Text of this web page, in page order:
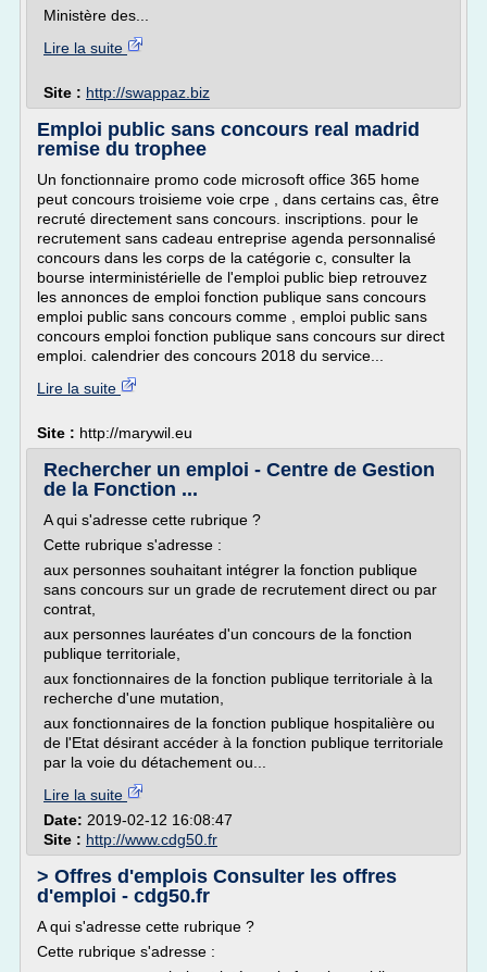
Ministère des...
Lire la suite
Site : http://swappaz.biz
Emploi public sans concours real madrid
remise du trophee
Un fonctionnaire promo code microsoft office 365 home
peut concours troisieme voie crpe , dans certains cas, être
recruté directement sans concours. inscriptions. pour le
recrutement sans cadeau entreprise agenda personnalisé
concours dans les corps de la catégorie c, consulter la
bourse interministérielle de l'emploi public biep retrouvez
les annonces de emploi fonction publique sans concours
emploi public sans concours comme , emploi public sans
concours emploi fonction publique sans concours sur direct
emploi. calendrier des concours 2018 du service...
Lire la suite
Site : http://marywil.eu
Rechercher un emploi - Centre de Gestion
de la Fonction ...
A qui s'adresse cette rubrique ?
Cette rubrique s'adresse :
aux personnes souhaitant intégrer la fonction publique
sans concours sur un grade de recrutement direct ou par
contrat,
aux personnes lauréates d'un concours de la fonction
publique territoriale,
aux fonctionnaires de la fonction publique territoriale à la
recherche d'une mutation,
aux fonctionnaires de la fonction publique hospitalière ou
de l'Etat désirant accéder à la fonction publique territoriale
par la voie du détachement ou...
Lire la suite
Date: 2019-02-12 16:08:47
Site : http://www.cdg50.fr
> Offres d'emplois Consulter les offres
d'emploi - cdg50.fr
A qui s'adresse cette rubrique ?
Cette rubrique s'adresse :